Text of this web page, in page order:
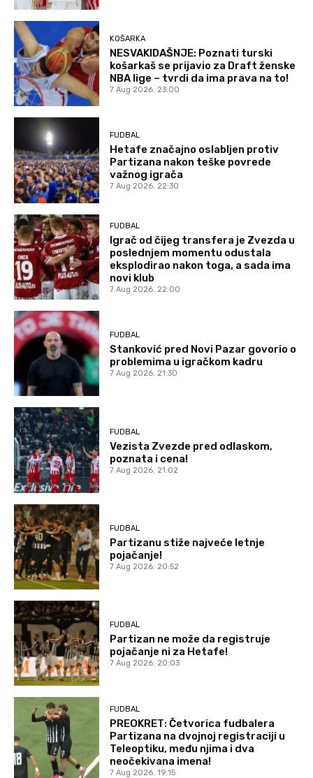
KOŠARKA
NESVAKIDAŠNJE: Poznati turski
košarkaš se prijavio za Draft ženske
NBA lige – tvrdi da ima prava na to!
7 Aug 2026. 23:00
FUDBAL
Hetafe značajno oslabljen protiv
Partizana nakon teške povrede
važnog igrača
7 Aug 2026. 22:30
FUDBAL
Igrač od čijeg transfera je Zvezda u
poslednjem momentu odustala
eksplodirao nakon toga, a sada ima
novi klub
7 Aug 2026. 22:00
FUDBAL
Stanković pred Novi Pazar govorio o
problemima u igračkom kadru
7 Aug 2026. 21:30
FUDBAL
Vezista Zvezde pred odlaskom,
poznata i cena!
7 Aug 2026. 21:02
FUDBAL
Partizanu stiže najveće letnje
pojačanje!
7 Aug 2026. 20:52
FUDBAL
Partizan ne može da registruje
pojačanje ni za Hetafe!
7 Aug 2026. 20:03
FUDBAL
PREOKRET: Četvorica fudbalera
Partizana na dvojnoj registraciji u
Teleoptiku, među njima i dva
neočekivana imena!
7 Aug 2026. 19:15